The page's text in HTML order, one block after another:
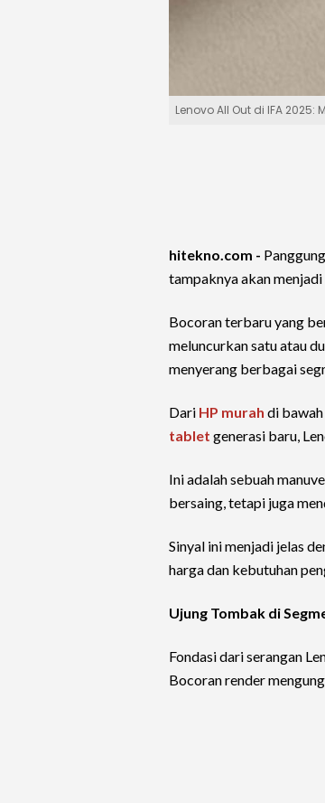
Lenovo All Out di IFA
hitekno.com -
tampaknya akan
Bocoran terbaru yang
meluncurkan satu atau
menyerang berbagai
Dari HP murah di
tablet generasi baru,
Ini adalah sebuah
bersaing, tetapi juga
Sinyal ini menjadi jelas
harga dan kebutuhan
Ujung Tombak di
Fondasi dari serangan
Bocoran render